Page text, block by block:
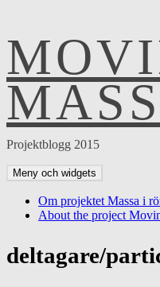
Hoppa
till
innehåll
MASS
Projektblogg 2015
Meny och widgets
Om projektet Massa i
About the project
deltagare/